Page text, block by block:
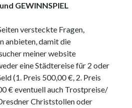
GEWINNSPIEL
versteckte Fragen,
anbieten, damit die
meiner website
eine Städtereise für 2 oder
(1. Preis 500,00 €, 2. Preis
€ eventuell auch Trostpreise/
Christstollen oder